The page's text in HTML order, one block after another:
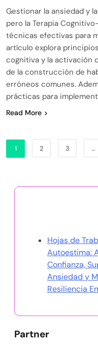
Gestionar la ansiedad y
pero la Terapia
técnicas efectivas para
artículo explora
cognitiva y la activación
de la construcción de
erróneos comunes.
prácticas para
Read More
1 2 3 …
Hojas de
Autoestima:
Confianza,
Ansiedad y
Resiliencia
Partner